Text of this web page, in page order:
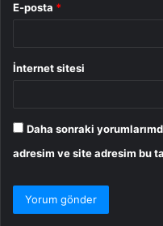
E-posta *
İnternet sitesi
Daha sonraki
adresim ve site adresim bu